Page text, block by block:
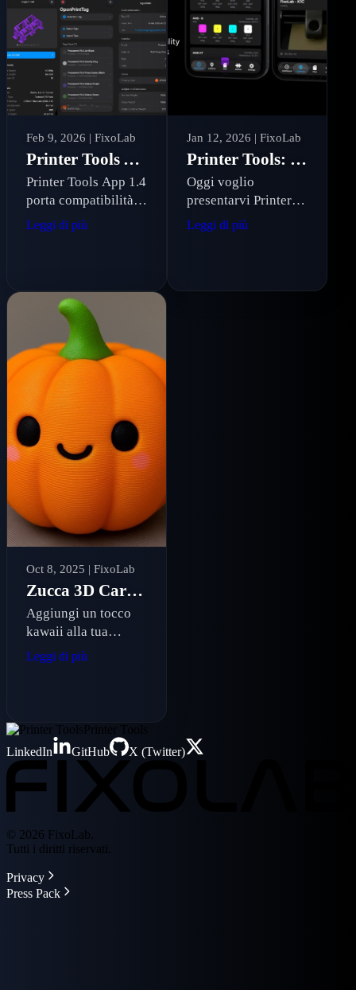
Feb 9, 2026 | FixoLab
Printer Tools App Versione 1.4: Supporto Snapmaker U1, OpenPrintTag e Miglioramenti Prestazionali
Printer Tools App 1.4
porta compatibilità
Snapmaker U1,
supporto
a Swift Package
Manager e
importanti
miglioramenti delle
prestazioni
Leggi di più
Jan 12, 2026 | FixoLab
Printer Tools: Lancio ufficiale della mia nuova dashboard per stampanti 3D
Oggi voglio
presentarvi Printer
Tools! Una
dashboard progettata
comodamente,
Leggi di più
Oct 8, 2025 | FixoLab
Zucca 3D Carina per Halloween: La Decorazione Kawaii Perfetta
Aggiungi un tocco
kawaii alla tua
stagione spaventosa
con questa simpatica
stamparla e monitora
i tuoi progressi con
Printer Tools.
Leggi di più
Printer Tools
LinkedIn
GitHub X (Twitter)
© 2026 FixoLab.
Tutti i diritti riservati.
Privacy
Press Pack